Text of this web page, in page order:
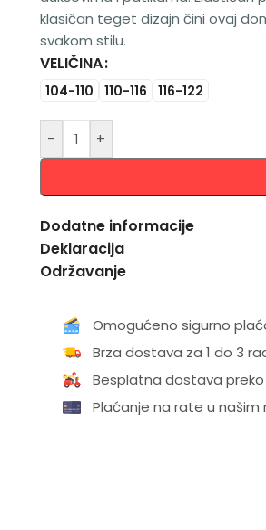
klasičan teget dizajn čini ovaj
svakom stilu.
VELIČINA
104-110 110-116 116-122
- +
Alternative:
Dodatne informacije
Deklaracija
Održavanje
Omogućeno sigurno
Brza dostava za 1 do 3
Besplatna dostava preko
Plaćanje na rate u našim